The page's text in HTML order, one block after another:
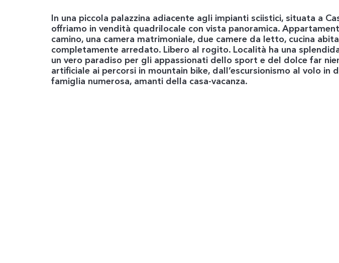
In una piccola palazzina adiacente agli impianti sciistici, situata a
offriamo in vendità quadrilocale con vista panoramica.
camino, una camera matrimoniale, due camere da letto, cucina
completamente arredato. Libero al rogito. Località ha una
un vero paradiso per gli appassionati dello sport e del dolce far
artificiale ai percorsi in mountain bike, dall’escursionismo al volo
famiglia numerosa, amanti della casa-vacanza.